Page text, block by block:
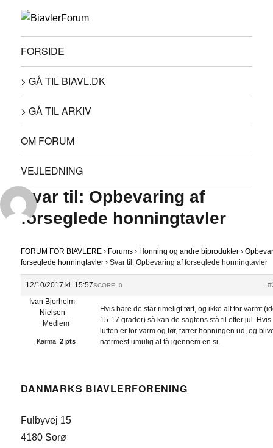
FORSIDE
> GÅ TIL BIAVL.DK
> GÅ TIL ARKIV
OM FORUM
VEJLEDNING
Svar til: Opbevaring af
forseglede honningtavler
FORUM FOR BIAVLERE › Forums › Honning og andre biprodukter ›
forseglede honningtavler › Svar til: Opbevaring af forseglede honningtavler
12/10/2017 kl. 15:57SCORE: 0
Ivan Bjorholm
Nielsen
Medlem
Karma: 2 pts
Hvis bare de står rimeligt tørt, og ikke alt for varmt
15-17 grader) så kan de sagtens stå til efter jul. Hvis
luften er for varm og tør, tørrer honningen ud, og
nærmest umulig at få igennem en si.
DANMARKS BIAVLERFORENING
Fulbyvej 15
4180 Sorø